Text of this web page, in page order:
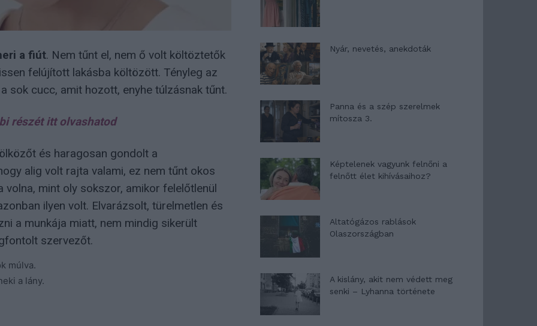
a fiút. Nem tűnt el, nem ő volt költöztetők
felújított lakásba költözött. Tényleg az
sok cucc, amit hozott, enyhe túlzásnak tűnt.
részét itt olvashatod
és haragosan gondolt a
alig volt rajta valami, ez nem tűnt okos
mint oly sokszor, amikor felelőtlenül
ilyen volt. Elvarázsolt, türelmetlen és
a munkája miatt, nem mindig sikerült
szervezőt.
múlva.
a lány.
Nyár, nevetés, anekdoták
Panna és a szép szerelmek
mítosza 3.
Képtelenek vagyunk felnőni a
felnőtt élet kihívásaihoz?
Altatógázos rablások
Olaszországban
A kislány, akit nem védett meg
senki – Lyhanna története